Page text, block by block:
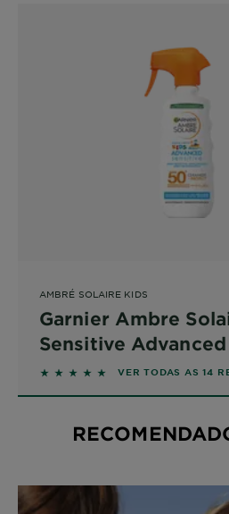
AMBRÉ SOLAIRE KIDS
Garnier Ambre
Sensitive
Kids FPS50
5 out of 5 stars based on
VER TODAS AS 14